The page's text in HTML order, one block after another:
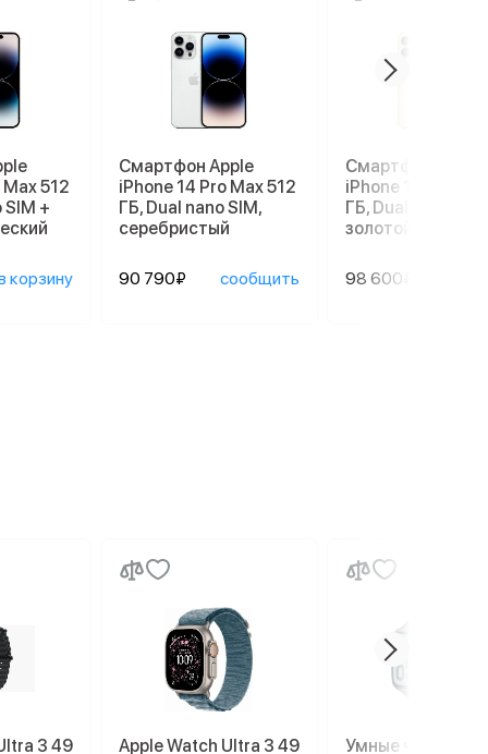
512
SIM +
корзину
Смартфон Apple
iPhone 14 Pro Max 512
ГБ, Dual nano SIM,
серебристый
90 790₽ сообщить
Смартфон Apple
iPhone 14 Pro
ГБ, Dual nano SIM,
золотой
98 600₽
3 49
Apple Watch Ultra 3 49
Умные часы